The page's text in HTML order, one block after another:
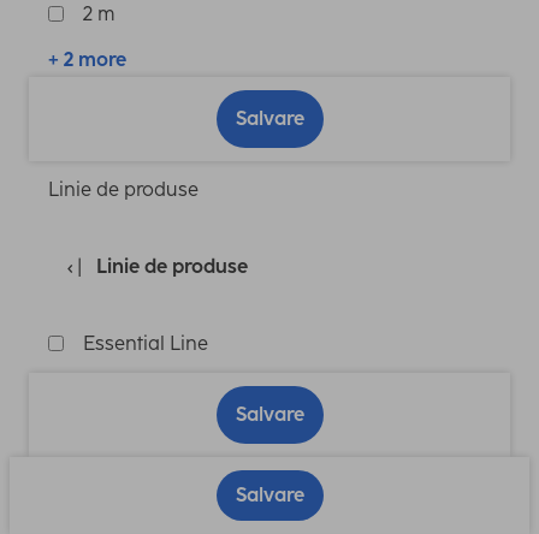
2 m
+ 2 more
Salvare
Linie de produse
Linie de produse
Essential Line
Salvare
Salvare